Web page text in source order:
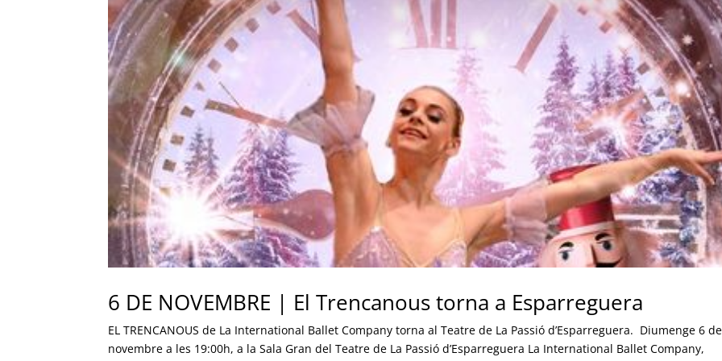
6 DE NOVEMBRE | El Trencanous torna a Esparreguera
EL TRENCANOUS de La International Ballet Company torna al Teatre de La Passió d’Esparreguera. Diumenge 6 de
novembre a les 19:00h, a la Sala Gran del Teatre de La Passió d’Esparreguera La International Ballet Company,